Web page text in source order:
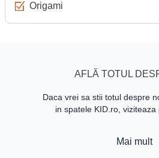
Origami
AFLĂ TOTUL
Daca vrei sa stii totul despre
in spatele KID.ro, viziteaza
Mai mult